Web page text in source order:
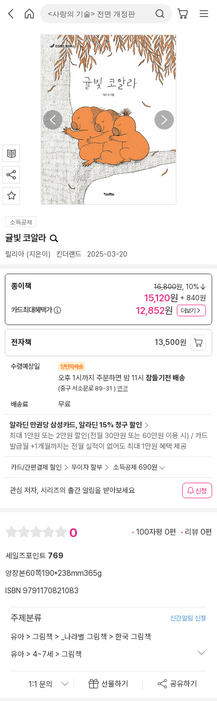
소득공제
귤빛 코알라
릴리아 (지은이) 킨더랜드 2025-03-20
종이책 16,800원, 10%
15,120원 + 840원
카드최대혜택가
12,852원 더보기
전자책 13,500원
수령예상일 양탄자배송
오후 1시까지 주문하면 밤 11시 잠들기전 배송
(중구 서소문로 89-31 ) 변경
배송료 무료
알라딘 만권당 삼성카드, 알라딘 15% 청구 할인
최대 1만원 또는 2만원 할인(전월 30만원 또는 60만원 이용 시) / 카드
발급월 +1개월까지는 전월 실적이 없어도 최대 1만원 혜택 제공
카드/간편결제 할인 무이자 할부 소득공제 690원
관심 저자, 시리즈의 출간 알림을 받아보세요 신청
0 100자평 0편 리뷰 0편
세일즈포인트 769
양장본60쪽190*238mm365g
ISBN 9791170821083
주제분류 신간알림 신청
유아 > 그림책 > _나라별 그림책 > 한국 그림책
유아 > 4~7세 > 그림책
선물하기 공유하기